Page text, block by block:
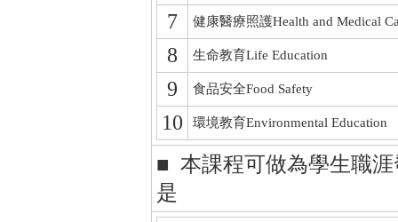
7 健康醫療照護Health and Medical
8 生命教育Life Education
9 食品安全Food Safety
10 環境教育Environmental Education
■ 本課程可做為學生職
是